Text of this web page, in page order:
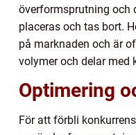
överformsprutning och
placeras och tas bort.
på marknaden och är
volymer och delar med
Optimering
För att förbli